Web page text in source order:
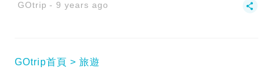
GOtrip 9 years ago
GOtrip首頁 旅遊